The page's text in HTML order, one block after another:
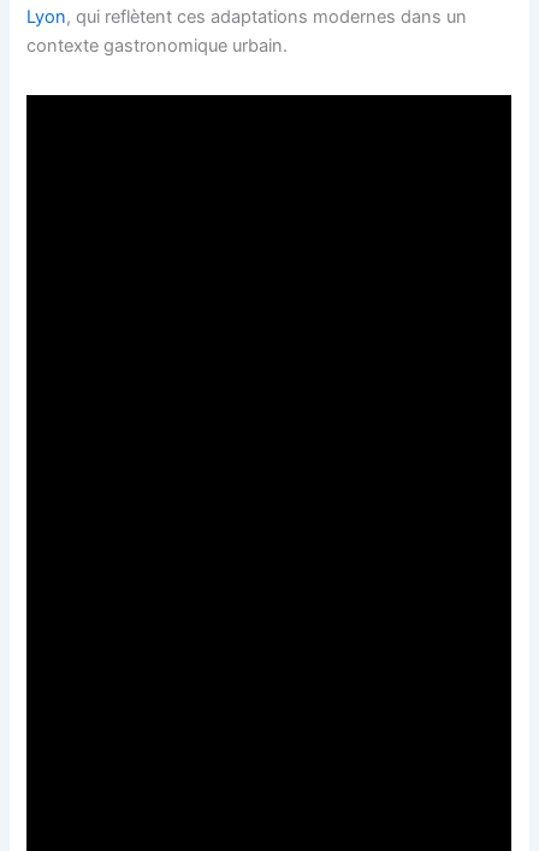
Lyon, qui reflètent ces adaptations modernes dans un
contexte gastronomique urbain.